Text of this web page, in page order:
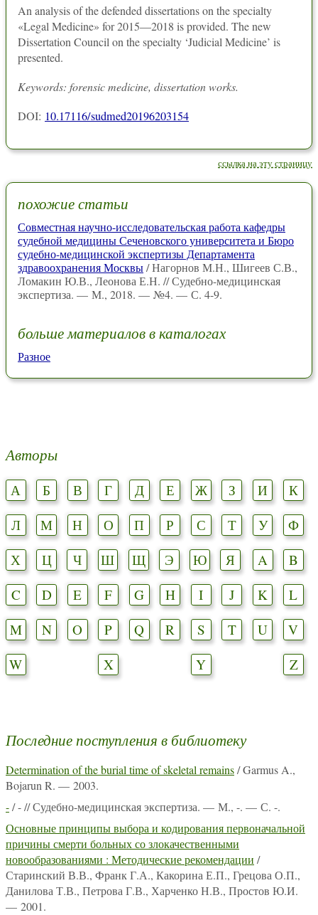
An analysis of the defended dissertations on the specialty
«Legal Medicine» for 2015—2018 is provided. The new
Dissertation Council on the specialty ‘Judicial Medicine’ is
presented.
Keywords: forensic medicine, dissertation works.
DOI: 10.17116/sudmed20196203154
ссылка на эту страницу
похожие статьи
Совместная научно-исследовательская работа кафедры
судебной медицины Сеченовского университета и Бюро
судебно-медицинской экспертизы Департамента
здравоохранения Москвы/ Нагорнов М.Н., Шигеев С.В.,
Ломакин Ю.В., Леонова Е.Н. // Судебно-медицинская
экспертиза. — М., 2018. — №4. — С. 4-9.
больше материалов в каталогах
Разное
Авторы
А Б В Г Д Е Ж З И
К
Л
М Н О П Р С Т У
Ф
Х
Ц Ч Ш Щ Э Ю Я A
B
C
D E F G H I J K
L
M
N O P Q R S T U
V
W
X Y Z
Последние поступления в библиотеку
Determination of the burial time of skeletal remains/ Garmus A.,
Bojarun R. — 2003.
-/ - // Судебно-медицинская экспертиза. — М., -. — С. -.
Основные принципы выбора и кодирования первоначальной
причины смерти больных со злокачественными
новообразованиями : Методические рекомендации /
Старинский В.В., Франк Г.А., Какорина Е.П., Грецова О.П.,
Данилова Т.В., Петрова Г.В., Харченко Н.В., Простов Ю.И.
— 2001.